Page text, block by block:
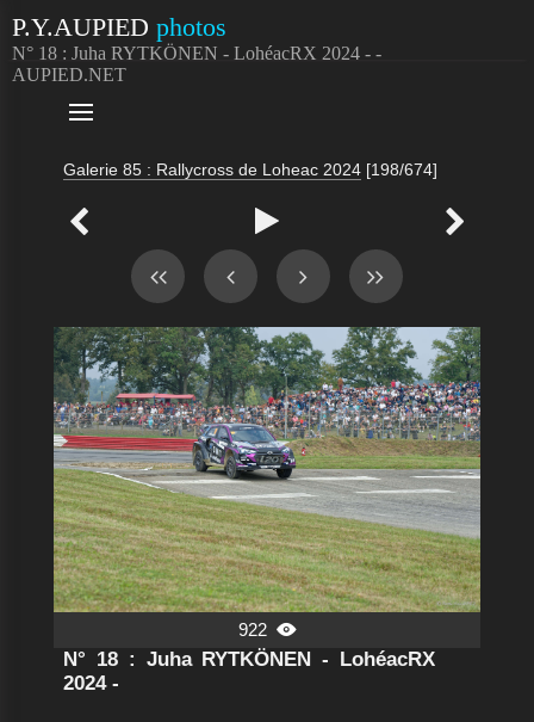
P.Y.AUPIED photos
N° 18 : Juha RYTKÖNEN - LohéacRX 2024 - -
AUPIED.NET

Galerie 85 : Rallycross de Loheac 2024 [198/674]
  
922 
N° 18 : Juha RYTKÖNEN - LohéacRX
2024 -